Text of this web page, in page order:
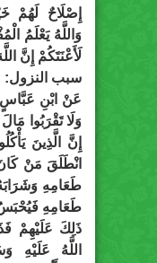
إِصْلَاحٌ لَهُمْ
وَاللَّهُ يَعْلَمُ
لَأَعْنَتَكُمْ إِنَّ
سبب النزول:
عَنْ ابْنِ عَبَّاسٍ
وَلَا تَقْرَبُوا
إِنَّ الَّذِينَ
انْطَلَقَ مَنْ
طَعَامِهِ
طَعَامِهِ فَيُحْبَسُ
ذَلِكَ عَلَيْهِمْ
اللَّهُ عَلَيْهِ